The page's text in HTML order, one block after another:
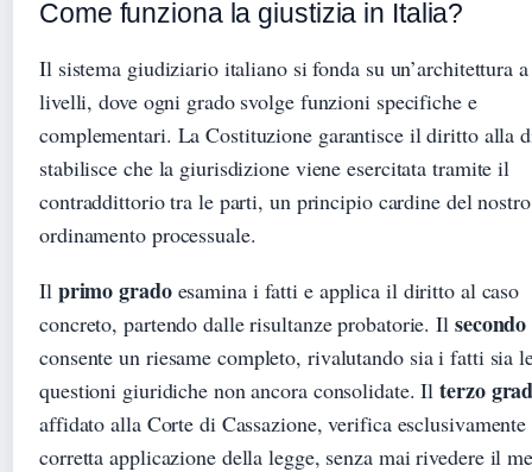
Come funziona la giustizia in Italia?
Il sistema giudiziario italiano si fonda su un’architettura
livelli, dove ogni grado svolge funzioni specifiche e
complementari. La Costituzione garantisce il diritto alla
stabilisce che la giurisdizione viene esercitata tramite il
contraddittorio tra le parti, un principio cardine del nostro
ordinamento processuale.
Il primo gradoesamina i fatti e applica il diritto al caso
concreto, partendo dalle risultanze probatorie. Il
consente un riesame completo, rivalutando sia i fatti sia
questioni giuridiche non ancora consolidate. Ilterzo
affidato alla Corte di Cassazione, verifica esclusivamente
corretta applicazione della legge, senza mai rivedere il